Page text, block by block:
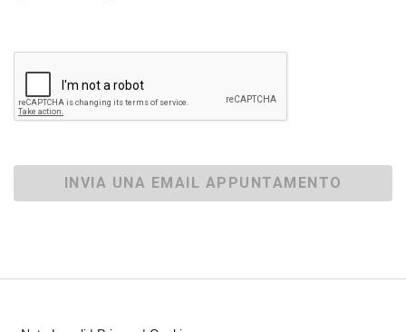
INVIA UNA EMAIL APPUNTAMENTO